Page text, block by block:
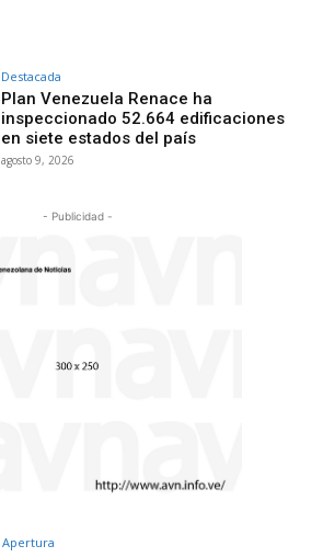
Destacada
Plan Venezuela Renace ha
inspeccionado 52.664 edificaciones
en siete estados del país
agosto 9, 2026
- Publicidad -
Apertura